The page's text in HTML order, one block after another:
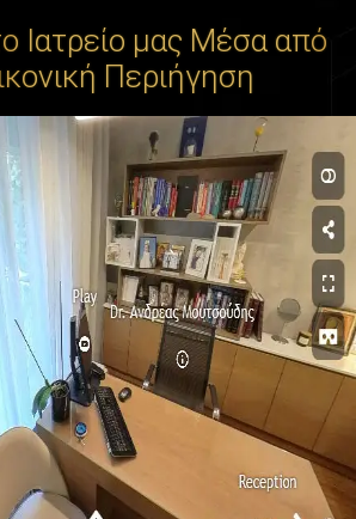
Ιατρείο μας Μέσα από
Περιήγηση